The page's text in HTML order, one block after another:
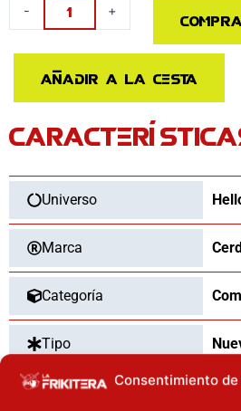
Consentimiento
- +
Añadir a la cesta
Universo
Marca
Categoría
Tipo